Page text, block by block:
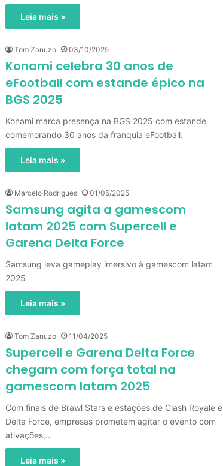
Leia mais »
Tom Zanuzo 03/10/2025
Konami celebra 30 anos de
eFootball com estande épico na
BGS 2025
Konami marca presença na BGS 2025 com estande
comemorando 30 anos da franquia eFootball.
Leia mais »
Marcelo Rodrigues 01/05/2025
Samsung agita a gamescom
latam 2025 com Supercell e
Garena Delta Force
Samsung leva gameplay imersivo à gamescom latam
2025
Leia mais »
Tom Zanuzo 11/04/2025
Supercell e Garena Delta Force
chegam com força total na
gamescom latam 2025
Com finais de Brawl Stars e estações de Clash Royale e
Delta Force, empresas prometem agitar o evento com
ativações,…
Leia mais »